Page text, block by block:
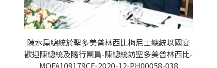
陳水扁總統於聖多美普林西比梅尼士總統以國宴
歡迎陳總統及隨行團員-陳總統訪聖多美普林西比-
MOFA109179CF-2020-12-PH00058-038